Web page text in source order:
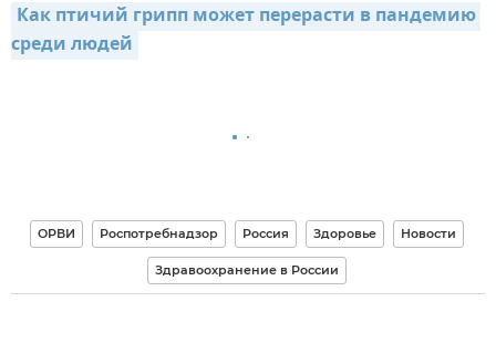
Как птичий грипп может перерасти в пандемию
среди людей
ОРВИ Роспотребнадзор Россия Здоровье Новости
Здравоохранение в России